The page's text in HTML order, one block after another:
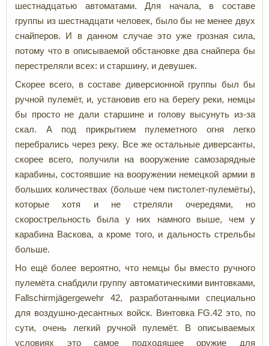
шестнадцатью автоматами. Для начала, в составе
группы из шестнадцати человек, было бы не менее двух
снайперов. И в данном случае это уже грозная сила,
потому что в описываемой обстановке два снайпера бы
перестреляли всех: и старшину, и девушек.
Скорее всего, в составе диверсионной группы был бы
ручной пулемёт, и, установив его на берегу реки, немцы
бы просто не дали старшине и голову высунуть из-за
скал. А под прикрытием пулеметного огня легко
перебрались через реку. Все же остальные диверсанты,
скорее всего, получили на вооружение самозарядные
карабины, состоявшие на вооружении немецкой армии в
больших количествах (больше чем пистолет-пулемёты),
которые хотя и не стреляли очередями, но
скорострельность была у них намного выше, чем у
карабина Васкова, а кроме того, и дальность стрельбы
больше.
Но ещё более вероятно, что немцы бы вместо ручного
пулемёта снабдили группу автоматическими винтовками,
Fallschirmjägergewehr 42, разработанными специально
для воздушно-десантных войск. Винтовка FG.42 это, по
сути, очень легкий ручной пулемёт. В описываемых
условиях это самое подходящее оружие для